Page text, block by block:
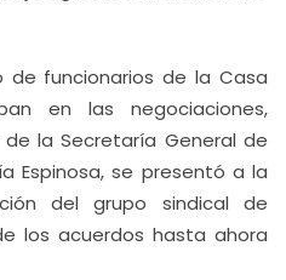
de funcionarios de la Casa
en las negociaciones,
la Secretaría General de
Espinosa, se presentó a la
del grupo sindical de
los acuerdos hasta ahora